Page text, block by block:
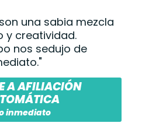
una sabia mezcla
y creatividad.
nos sedujo de
A AFILIACIÓN
inmediato